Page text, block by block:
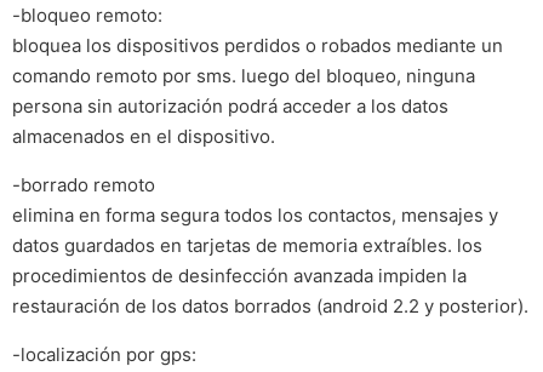
-bloqueo remoto:
bloquea los dispositivos perdidos o robados mediante un
comando remoto por sms. luego del bloqueo, ninguna
persona sin autorización podrá acceder a los datos
almacenados en el dispositivo.
-borrado remoto
elimina en forma segura todos los contactos, mensajes y
datos guardados en tarjetas de memoria extraíbles. los
procedimientos de desinfección avanzada impiden la
restauración de los datos borrados (android 2.2 y posterior).
-localización por gps: